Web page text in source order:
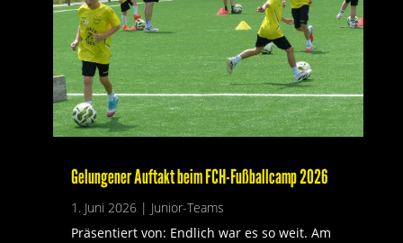
Gelungener Auftakt beim FCH-Fußballcamp 2026
1. Juni 2026| Junior-Teams
Präsentiert von: Endlich war es so weit. Am